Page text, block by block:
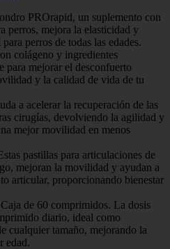
PROrapid, un suplemento con
perros, mejora la elasticidad y
perros de todas las edades.
colágeno y ingredientes
para mejorar el desconfuerto
y la calidad de vida de tu
a acelerar la recuperación de las
cirugías, devolviendo la agilidad y
mejor movilidad en menos
pastillas para articulaciones de
mejoran la movilidad y ayudan a
articular, proporcionando bienestar
de 60 comprimidos. La dosis
diario, ideal como
cualquier tamaño, mejorando la
edad.